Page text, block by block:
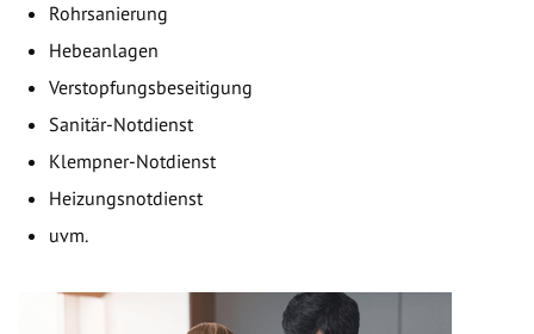
Rohrsanierung
Hebeanlagen
Verstopfungsbeseitigung
Sanitär-Notdienst
Klempner-Notdienst
Heizungsnotdienst
uvm.